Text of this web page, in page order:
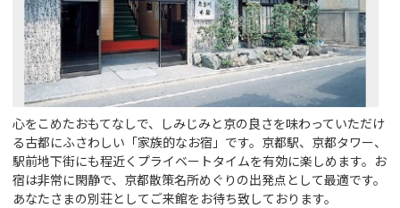
心をこめたおもてなしで、しみじみと京の良さを味わっていただけ
る古都にふさわしい「家族的なお宿」です。京都駅、京都タワー、
駅前地下街にも程近くプライベートタイムを有効に楽しめます。お
宿は非常に閑静で、京都散策名所めぐりの出発点として最適です。
あなたさまの別荘としてご来館をお待ち致しております。